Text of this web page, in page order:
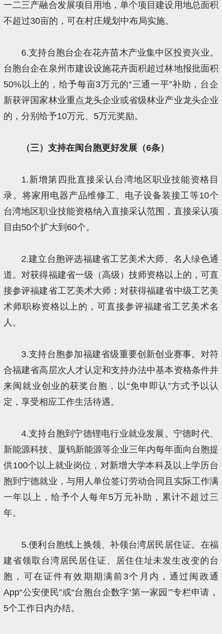
一二三产融合发展项目用地，单个项目建设用地总面积
不超过30亩的，可在村庄规划中布局实施。
6.支持台胞台企在花卉苗木产业集中区投资兴业。
台胞台企在泉州市建设设施花卉面积超过林地报批面积
50%以上的，给予每亩3万元的“三通一平”补助，台企
新获评国家林业重点龙头企业或省级林业产业龙头企业
的，分别给予10万元、5万元奖励。
（三）支持在闽台胞更好发展（6条）
1.新增第四批直接采认台湾地区职业技能资格目
录。将家用电器产品维修工、电子设备装接工等10个
台湾地区职业技能资格纳入直接采认范围，直接采认项
目由50个扩大到60个。
2.建立台胞评选福建省工艺美术大师、名人绿色通
道。对获得福建省一级（高级）技师资格以上的，可直
接参评福建省工艺美术大师；对获得福建省中级工艺美
术师职称资格以上的，可直接参评福建省工艺美术名
人。
3.支持台胞参加福建省级重要创新创业赛事。对符
合福建省高层次人才认定和支持办法中基本资格条件并
来闽就业创业的获奖台胞，以“免申即认”方式予以认
定，享受相应工作生活待遇。
4.支持台胞到宁德锂电行业就业发展。宁德时代、
新能源科技、厦钨新能源等企业三年内每年面向台胞提
供100个以上就业岗位，对新增大学本科及以上学历台
胞到宁德就业，与用人单位签订劳动合同且实际工作满
一年以上，给予个人每年5万元补助，累计不超过三
年。
5.便利台胞线上换领、补领台湾居民居住证。在福
建省领取台湾居民居住证、居住住址未发生改变的台
胞，可在证件有效期期满前3个月内，通过闽政通
App“公安便民”或“台胞台企数字‘第一家园’”专栏申请，
5个工作日内办结。